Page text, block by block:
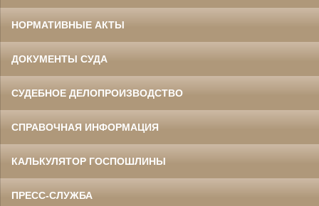
НОРМАТИВНЫЕ АКТЫ
ДОКУМЕНТЫ СУДА
СУДЕБНОЕ ДЕЛОПРОИЗВОДСТВО
СПРАВОЧНАЯ ИНФОРМАЦИЯ
КАЛЬКУЛЯТОР ГОСПОШЛИНЫ
ПРЕСС-СЛУЖБА